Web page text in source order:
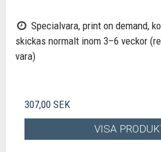
Specialvara, print on demand,
skickas normalt inom 3–6 veckor
vara)
307,00 SEK
VISA